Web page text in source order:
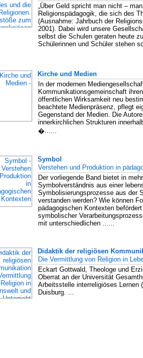
„Über Geld spricht man nicht –
Religionspädagogik, die sich des
(Ausnahme: Jahrbuch der
2001). Dabei wird unsere
selbst die Schulen geraten heute
Schülerinnen und Schüler stehen
Kirche und Medien
In der modernen
Kommunikationsgemeinschaft
öffentlichen Wirksamkeit neu
beachtete Medienpräsenz, pflegt
Gegenstand der Medien. Die
innerkirchlichen Strukturen
�......
Symbol
Verstehen und Produktion in
Der vorliegende Band bietet in
Symbolverständnis aus einer
Symbolisierungsprozesse aus der
verstanden werden? Wie können
pädagogischen Kontexten
symbolischer
mit unterschiedlichen ......
Didaktik der religiösen
Die Vermittlung von Religion in
Eckart Gottwald, Theologe und
Oberrat an der Universität
Arbeitsstelle interreligiöses Lernen
Duisburg. ...